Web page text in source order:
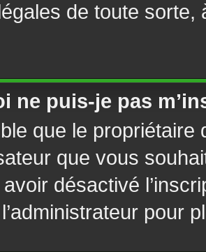
de toute sorte,
ne puis-je pas
que le propriétaire
que vous
désactivé
pour